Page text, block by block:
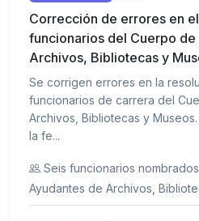
Corrección de errores en
funcionarios del Cuerpo de
Archivos, Bibliotecas y
Se corrigen errores en la
funcionarios de carrera del
Archivos, Bibliotecas y
la fe...
Seis funcionarios
Ayudantes de Archivos,